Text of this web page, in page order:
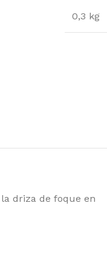
0,3 kg
driza de foque en